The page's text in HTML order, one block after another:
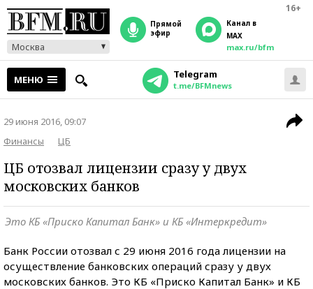
16+
Москва
прямой
эфир
Канал в
MAX
max.ru/bfm
МЕНЮ Telegram
t.me/BFMnews
29 июня 2016, 09:07
Финансы
ЦБ
ЦБ отозвал лицензии сразу у двух
московских банков
Это КБ «Приско Капитал Банк» и КБ «Интеркредит»
Банк России отозвал с 29 июня 2016 года лицензии на
осуществление банковских операций сразу у двух
московских банков. Это КБ «Приско Капитал Банк» и КБ